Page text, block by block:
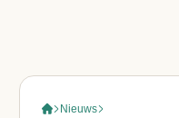
Nieuws